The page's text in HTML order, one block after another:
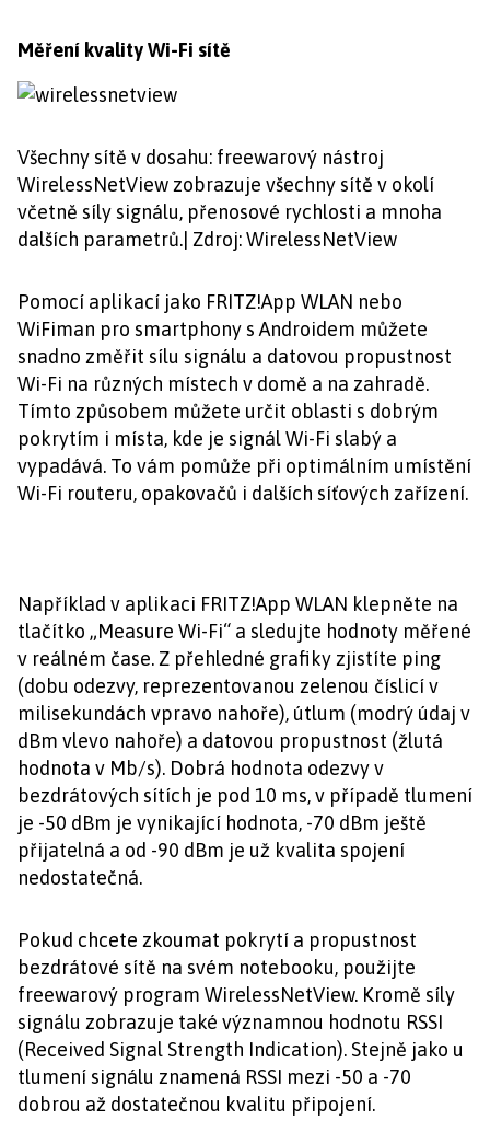
Měření kvality Wi-Fi sítě
Všechny sítě v dosahu: freewarový nástroj
WirelessNetView zobrazuje všechny sítě v okolí
včetně síly signálu, přenosové rychlosti a mnoha
dalších parametrů.| Zdroj: WirelessNetView
Pomocí aplikací jako FRITZ!App WLAN nebo
WiFiman pro smartphony s Androidem můžete
snadno změřit sílu signálu a datovou propustnost
Wi-Fi na různých místech v domě a na zahradě.
Tímto způsobem můžete určit oblasti s dobrým
pokrytím i místa, kde je signál Wi-Fi slabý a
vypadává. To vám pomůže při optimálním umístění
Wi-Fi routeru, opakovačů i dalších síťových zařízení.
Například v aplikaci FRITZ!App WLAN klepněte na
tlačítko „Measure Wi-Fi“ a sledujte hodnoty měřené
v reálném čase. Z přehledné grafiky zjistíte ping
(dobu odezvy, reprezentovanou zelenou číslicí v
milisekundách vpravo nahoře), útlum (modrý údaj v
dBm vlevo nahoře) a datovou propustnost (žlutá
hodnota v Mb/s). Dobrá hodnota odezvy v
bezdrátových sítích je pod 10 ms, v případě tlumení
je -50 dBm je vynikající hodnota, -70 dBm ještě
přijatelná a od -90 dBm je už kvalita spojení
nedostatečná.
Pokud chcete zkoumat pokrytí a propustnost
bezdrátové sítě na svém notebooku, použijte
freewarový program WirelessNetView. Kromě síly
signálu zobrazuje také významnou hodnotu RSSI
(Received Signal Strength Indication). Stejně jako u
tlumení signálu znamená RSSI mezi -50 a -70
dobrou až dostatečnou kvalitu připojení.